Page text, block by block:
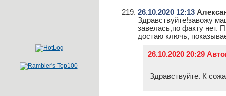
26.10.2020 12:13
Здравствуйте!завожу
завелась,по факту нет.
достаю ключь,
26.10.2020 20:29
Здравствуйте. К